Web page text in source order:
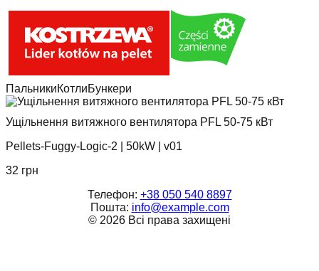
ПальникиКотлиБункери
Ущільнення витяжного вентилятора PFL 50-75 кВт
Pellets-Fuggy-Logic-2
50kW
v01
32 грн
Телефон: +38 050 540 8897
Пошта: info@example.com
© 2026 Всі права захищені